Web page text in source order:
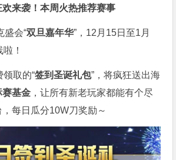
欢来袭！本周火热推荐赛事
盛会“双旦嘉年华”，12月15日至1月
！
领取的“签到圣诞礼包”，将疯狂送出海
赛基金 ，让所有新老玩家都能有个尽
每日瓜分10W刀奖励～